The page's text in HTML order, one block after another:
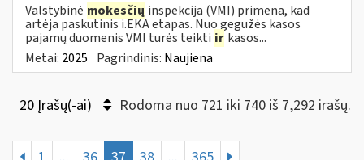
Valstybinė mokesčių inspekcija (VMI) primena, kad
artėja paskutinis i.EKA etapas. Nuo gegužės kasos
pajamų duomenis VMI turės teikti ir kasos...
Metai: 2025 Pagrindinis: Naujiena
20 Įrašų(-ai) Rodoma nuo 721 iki 740 iš 7,292 irašų.